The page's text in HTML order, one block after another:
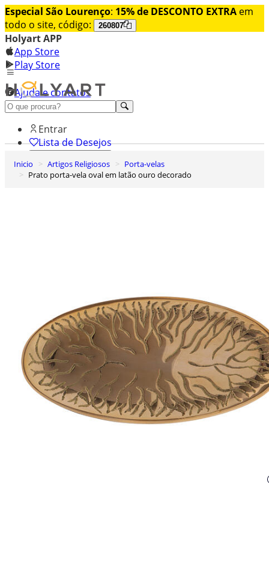
Especial São Lourenço: 15% de DESCONTO EXTRA em
todo o site, código:
260807
Holyart APP
App Store
Play Store
Ajuda e contatos
Conheça premium
Entrar
Lista de Desejos
0
Carrinho de Compras
Inicio Artigos Religiosos
Porta-velas
Prato porta-vela oval em latão ouro decorado